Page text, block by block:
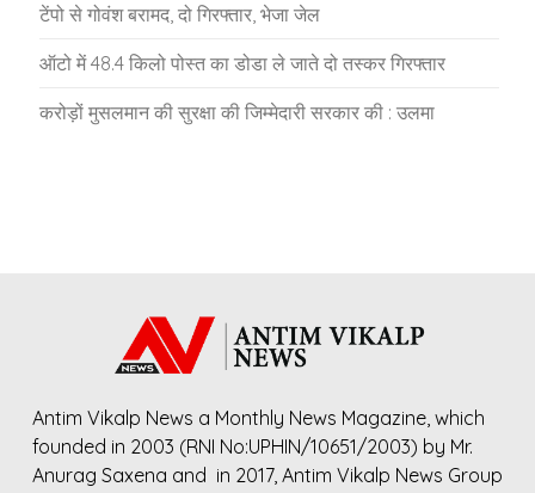
टेंपो से गोवंश बरामद, दो गिरफ्तार, भेजा जेल
ऑटो में 48.4 किलो पोस्त का डोडा ले जाते दो तस्कर गिरफ्तार
करोड़ों मुसलमान की सुरक्षा की जिम्मेदारी सरकार की : उलमा
Antim Vikalp News a Monthly News Magazine, which
founded in 2003 (RNI No:UPHIN/10651/2003) by Mr.
Anurag Saxena and in 2017, Antim Vikalp News Group